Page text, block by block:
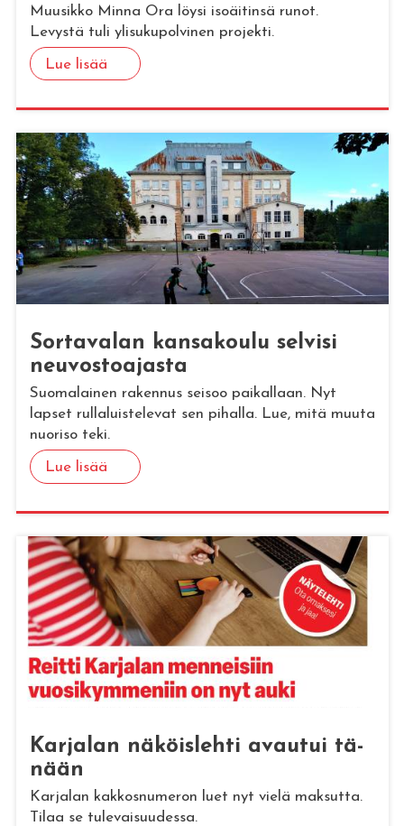
Muusikko Minna Ora löysi isoäitinsä runot.
Levystä tuli ylisukupolvinen projekti.
Lue lisää
Sor­ta­va­lan kan­sa­kou­lu sel­vi­si
neu­vos­toa­jas­ta
Suomalainen rakennus seisoo paikallaan. Nyt
lapset rullaluistelevat sen pihalla. Lue, mitä muuta
nuoriso teki.
Lue lisää
Kar­ja­lan nä­köis­leh­ti avau­tui tä­
nään
Karjalan kakkosnumeron luet nyt vielä maksutta.
Tilaa se tulevaisuudessa.